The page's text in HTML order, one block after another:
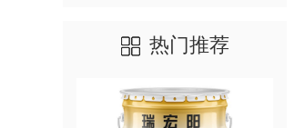
热门推荐